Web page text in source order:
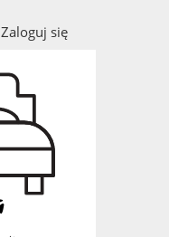
Zaloguj się